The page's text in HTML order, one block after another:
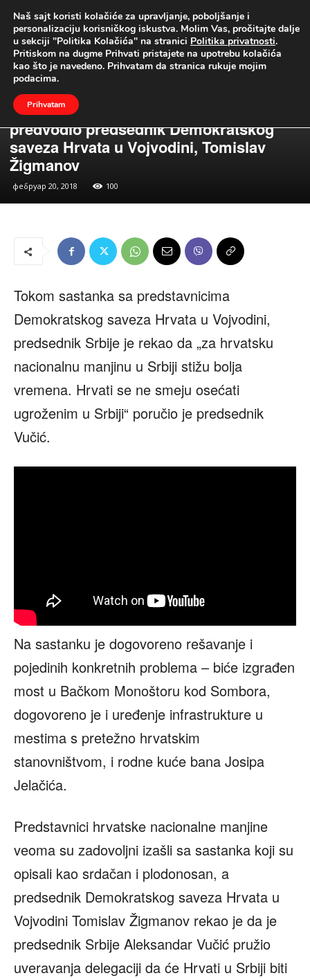
UŽIVO
Naslovna Vesti Vesti iz Republike
Vesti Vesti iz Republike
Predsednik Srbije Aleksandar Vučić
sastao se sa predstavnicima hrvatske
nacionalne manjine u Srbiji koju je
predvodio predsednik Demokratskog
saveza Hrvata u Vojvodini, Tomislav
Žigmanov
фебруар 20, 2018 100
Tokom sastanka sa predstavnicima
Demokratskog saveza Hrvata u Vojvodini,
predsednik Srbije je rekao da „za hrvatsku
nacionalnu manjinu u Srbiji stižu bolja
vremena. Hrvati se ne smeju osećati
ugroženim u Srbiji“ poručio je predsednik
Vučić.
Na sastanku je dogovoreno rešavanje i
pojedinih konkretnih problema – biće izgrađen
most u Bačkom Monoštoru kod Sombora,
dogovoreno je i uređenje infrastrukture u
mestima s pretežno hrvatskim
stanovništvom, i rodne kuće bana Josipa
Jelačića.
Predstavnici hrvatske nacionalne manjine
veoma su zadovoljni izašli sa sastanka koji su
opisali kao srdačan i plodonosan, a
predsednik Demokratskog saveza Hrvata u
Vojvodini Tomislav Žigmanov rekao je da je
predsednik Srbije Aleksandar Vučić pružio
uveravanja delegaciji da će Hrvati u Srbiji biti
Naš sajt koristi kolačiće za upravljanje, poboljšanje i
personalizaciju korisničkog iskustva. Molim Vas, pročitajte dalje
u sekciji "Politika Kolačića" na stranici Politika privatnosti.
Pritiskom na dugme Prihvati pristajete na upotrebu kolačića
kao što je navedeno. Prihvatam da stranica rukuje mojim
podacima.
Prihvatam